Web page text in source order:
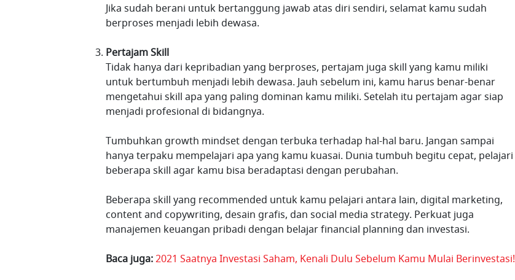
Jika sudah berani untuk bertanggung jawab atas diri sendiri, selamat kamu sudah
berproses menjadi lebih dewasa.
Pertajam Skill
Tidak hanya dari kepribadian yang berproses, pertajam juga skill yang kamu miliki
untuk bertumbuh menjadi lebih dewasa. Jauh sebelum ini, kamu harus benar-benar
mengetahui skill apa yang paling dominan kamu miliki. Setelah itu pertajam agar siap
menjadi profesional di bidangnya.
Tumbuhkan growth mindset dengan terbuka terhadap hal-hal baru. Jangan sampai
hanya terpaku mempelajari apa yang kamu kuasai. Dunia tumbuh begitu cepat, pelajari
beberapa skill agar kamu bisa beradaptasi dengan perubahan.
Beberapa skill yang recommended untuk kamu pelajari antara lain, digital marketing,
content and copywriting, desain grafis, dan social media strategy. Perkuat juga
manajemen keuangan pribadi dengan belajar financial planning dan investasi.
Baca juga:2021 Saatnya Investasi Saham, Kenali Dulu Sebelum Kamu Mulai Berinvestasi!